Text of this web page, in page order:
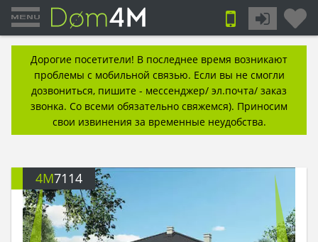
Дорогие посетители! В последнее время возникают
проблемы с мобильной связью. Если вы не смогли
дозвониться, пишите - мессенджер/ эл.почта/ заказ
звонка. Со всеми обязательно свяжемся). Приносим
свои извинения за временные неудобства.
4M7114